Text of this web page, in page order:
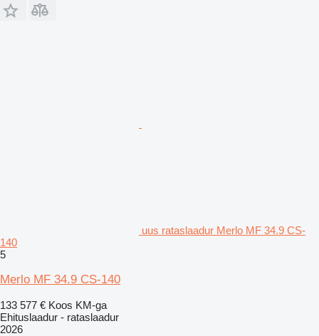
uus rataslaadur Merlo MF 34.9 CS-
140
5
Merlo MF 34.9 CS-140
133 577 € Koos KM-ga
Ehituslaadur - rataslaadur
2026